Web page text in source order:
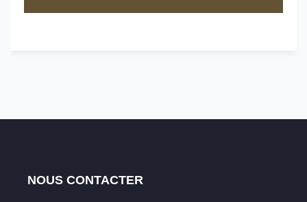
NOUS CONTACTER